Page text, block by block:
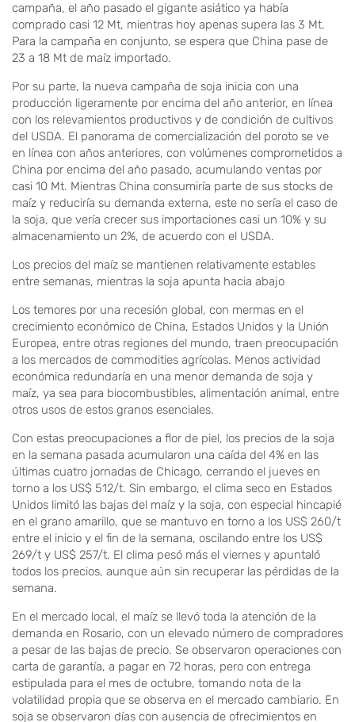
campaña, el año pasado el gigante asiático ya había
comprado casi 12 Mt, mientras hoy apenas supera las 3 Mt.
Para la campaña en conjunto, se espera que China pase de
23 a 18 Mt de maíz importado.
Por su parte, la nueva campaña de soja inicia con una
producción ligeramente por encima del año anterior, en línea
con los relevamientos productivos y de condición de cultivos
del USDA. El panorama de comercialización del poroto se ve
en línea con años anteriores, con volúmenes comprometidos a
China por encima del año pasado, acumulando ventas por
casi 10 Mt. Mientras China consumiría parte de sus stocks de
maíz y reduciría su demanda externa, este no sería el caso de
la soja, que vería crecer sus importaciones casi un 10% y su
almacenamiento un 2%, de acuerdo con el USDA.
Los precios del maíz se mantienen relativamente estables
entre semanas, mientras la soja apunta hacia abajo
Los temores por una recesión global, con mermas en el
crecimiento económico de China, Estados Unidos y la Unión
Europea, entre otras regiones del mundo, traen preocupación
a los mercados de commodities agrícolas. Menos actividad
económica redundaría en una menor demanda de soja y
maíz, ya sea para biocombustibles, alimentación animal, entre
otros usos de estos granos esenciales.
Con estas preocupaciones a flor de piel, los precios de la soja
en la semana pasada acumularon una caída del 4% en las
últimas cuatro jornadas de Chicago, cerrando el jueves en
torno a los US$ 512/t. Sin embargo, el clima seco en Estados
Unidos limitó las bajas del maíz y la soja, con especial hincapié
en el grano amarillo, que se mantuvo en torno a los US$ 260/t
entre el inicio y el fin de la semana, oscilando entre los US$
269/t y US$ 257/t. El clima pesó más el viernes y apuntaló
todos los precios, aunque aún sin recuperar las pérdidas de la
semana.
En el mercado local, el maíz se llevó toda la atención de la
demanda en Rosario, con un elevado número de compradores
a pesar de las bajas de precio. Se observaron operaciones con
carta de garantía, a pagar en 72 horas, pero con entrega
estipulada para el mes de octubre, tomando nota de la
volatilidad propia que se observa en el mercado cambiario. En
soja se observaron días con ausencia de ofrecimientos en